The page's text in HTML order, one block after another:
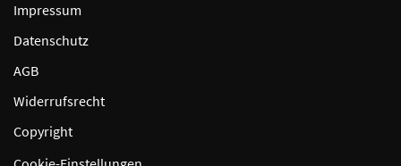
Impressum
Datenschutz
AGB
Widerrufsrecht
Copyright